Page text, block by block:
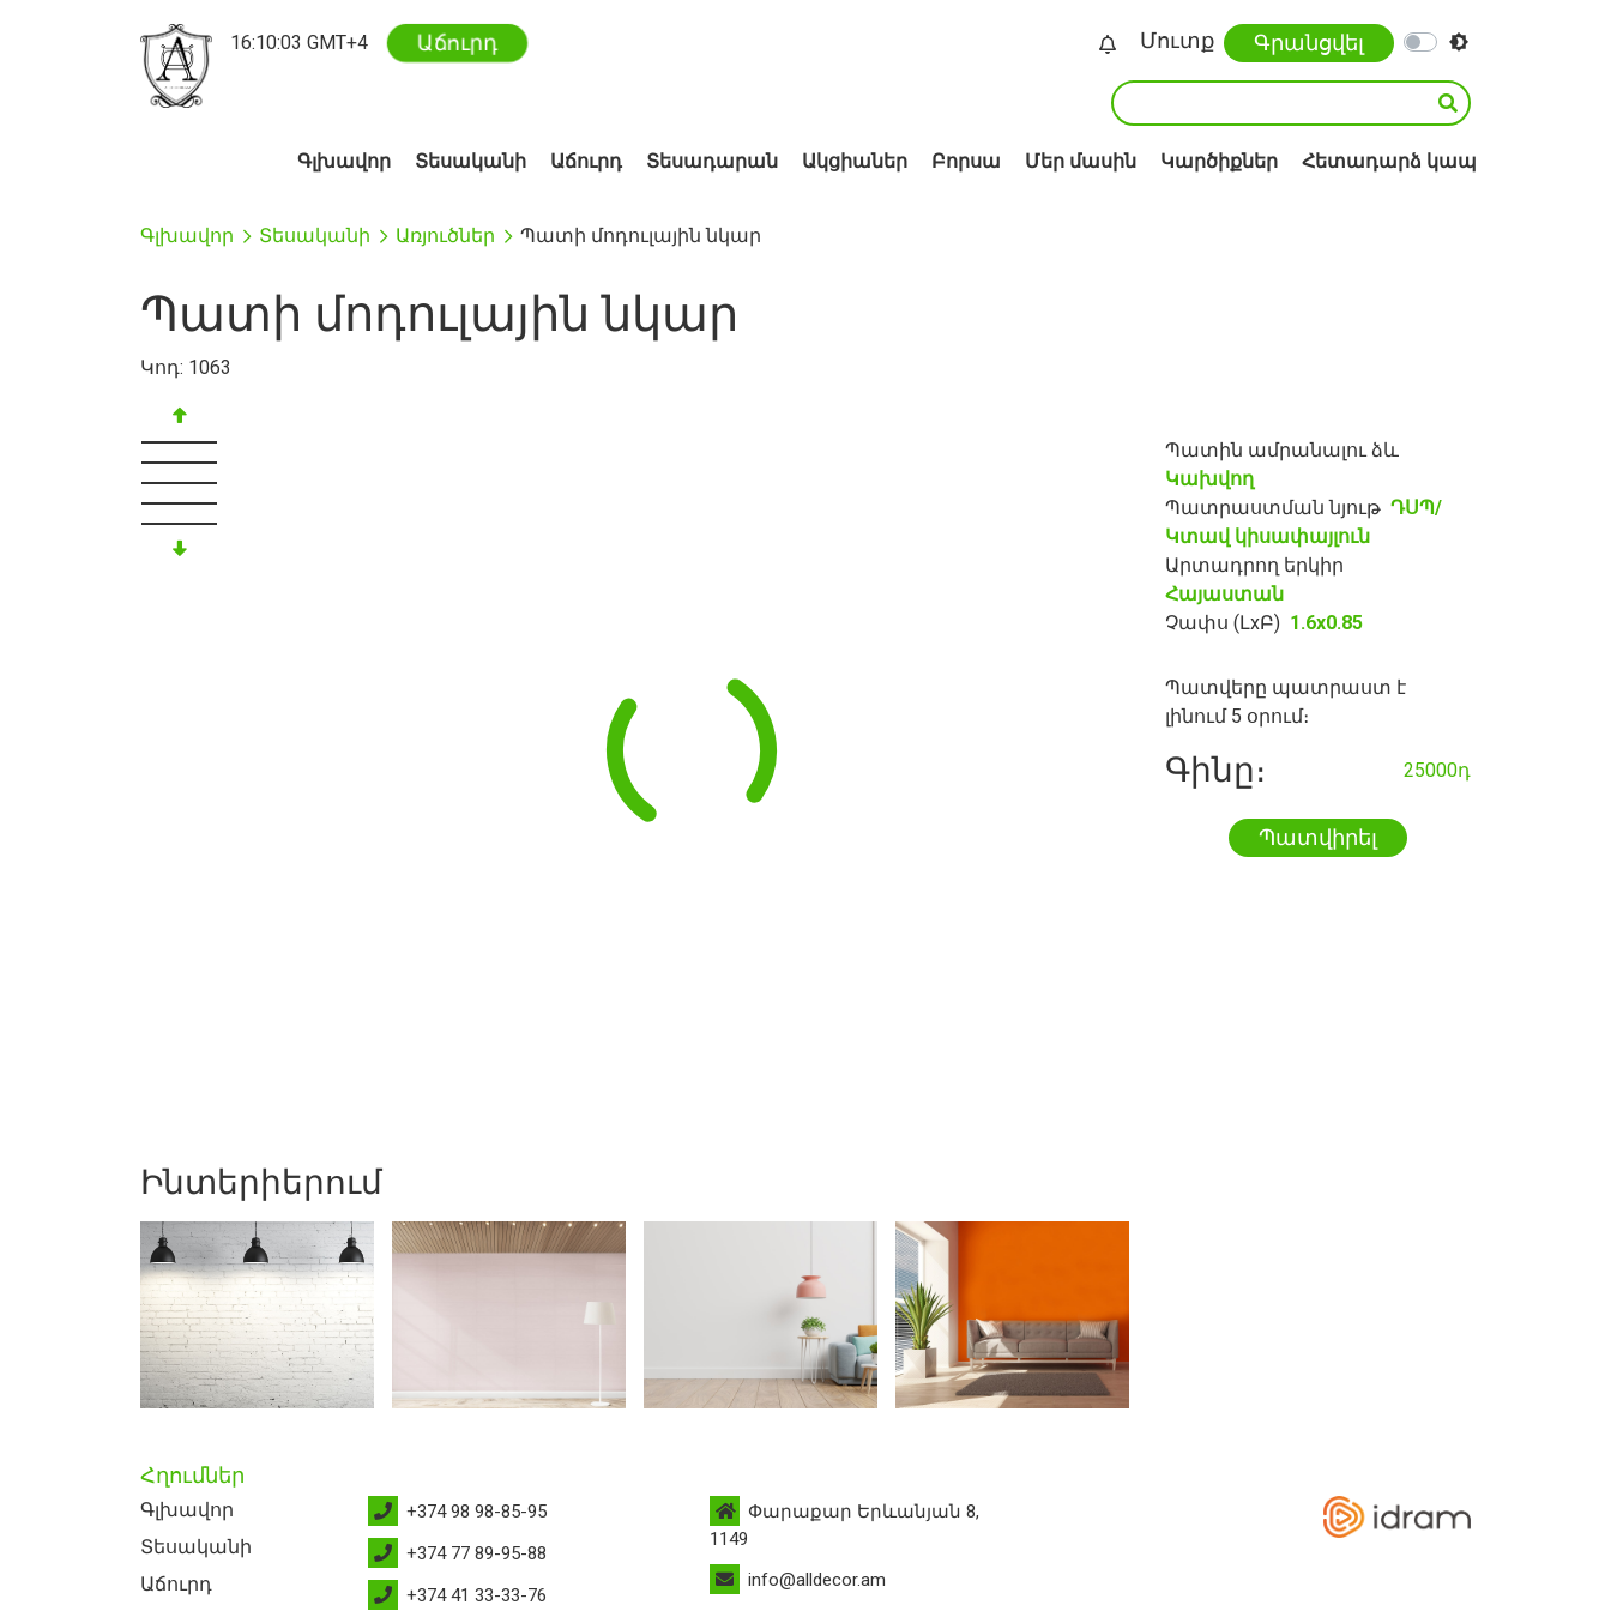
16:10:03 GMT+4 Աճուրդ Մուտք Գրանցվել
Գլխավոր Տեսականի Աճուրդ Տեսադարան Ակցիաներ Բորսա Մեր մասին Կարծիքներ Հետադարձ կապ
Գլխավոր Տեսականի Առյուծներ Պատի մոդուլային նկար
Պատի մոդուլային նկար
Կոդ: 1063
Պատին ամրանալու ձև
Կախվող
Պատրաստման նյութ ԴՍՊ/
Կտավ կիսափայլուն
Արտադրող երկիր
Հայաստան
Չափս (ԼxԲ) 1.6x0.85
Պատվերը պատրաստ է
լինում 5 օրում։
Գինը։ 25000դ
Պատվիրել
Ինտերիերում
Հղումներ
Գլխավոր
Տեսականի
Աճուրդ
+374 98 98-85-95
+374 77 89-95-88
+374 41 33-33-76
Փարաքար Երևանյան 8,
1149
info@alldecor.am